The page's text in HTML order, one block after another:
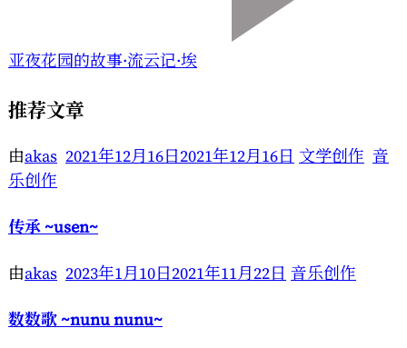
亚夜花园的故事·流云记·埃
推荐文章
由akas 2021年12月16日2021年12月16日 文学创作 音
乐创作
传承 ~usen~
由akas 2023年1月10日2021年11月22日 音乐创作
数数歌 ~nunu nunu~